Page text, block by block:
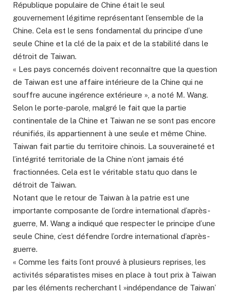
République populaire de Chine était le seul
gouvernement légitime représentant l’ensemble de la
Chine. Cela est le sens fondamental du principe d’une
seule Chine et la clé de la paix et de la stabilité dans le
détroit de Taiwan.
« Les pays concernés doivent reconnaître que la question
de Taiwan est une affaire intérieure de la Chine qui ne
souffre aucune ingérence extérieure », a noté M. Wang.
Selon le porte-parole, malgré le fait que la partie
continentale de la Chine et Taiwan ne se sont pas encore
réunifiés, ils appartiennent à une seule et même Chine.
Taiwan fait partie du territoire chinois. La souveraineté et
l’intégrité territoriale de la Chine n’ont jamais été
fractionnées. Cela est le véritable statu quo dans le
détroit de Taiwan.
Notant que le retour de Taiwan à la patrie est une
importante composante de l’ordre international d’après-
guerre, M. Wang a indiqué que respecter le principe d’une
seule Chine, c’est défendre l’ordre international d’après-
guerre.
« Comme les faits l’ont prouvé à plusieurs reprises, les
activités séparatistes mises en place à tout prix à Taiwan
par les éléments recherchant l »indépendance de Taiwan’